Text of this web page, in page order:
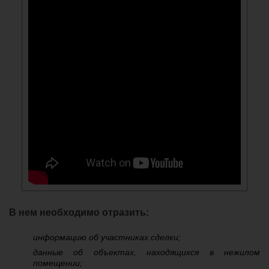
В нем необходимо отразить:
информацию об участниках сделки;
данные об объектах, находящихся в нежилом
помещении;